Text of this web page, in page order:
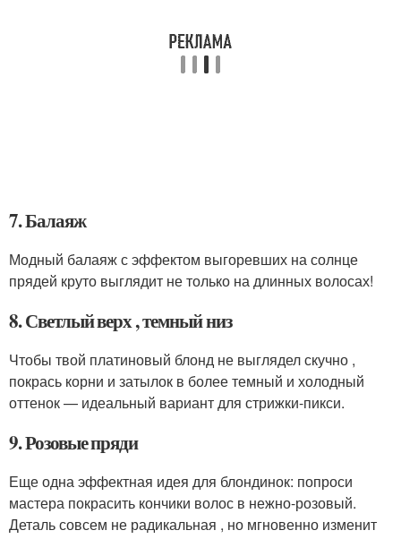
7. Балаяж
Модный балаяж с эффектом выгоревших на солнце
прядей круто выглядит не только на длинных волосах!
8. Светлый верх , темный низ
Чтобы твой платиновый блонд не выглядел скучно ,
покрась корни и затылок в более темный и холодный
оттенок — идеальный вариант для стрижки-пикси.
9. Розовые пряди
Еще одна эффектная идея для блондинок: попроси
мастера покрасить кончики волос в нежно-розовый.
Деталь совсем не радикальная , но мгновенно изменит